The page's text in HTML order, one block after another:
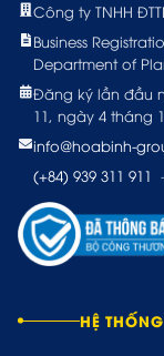
Công ty TNHH
Business
Department of
Đăng ký lần đầu
11, ngày 4 tháng
info@hoabinh-
(+84) 939 311 911 -
HỆ